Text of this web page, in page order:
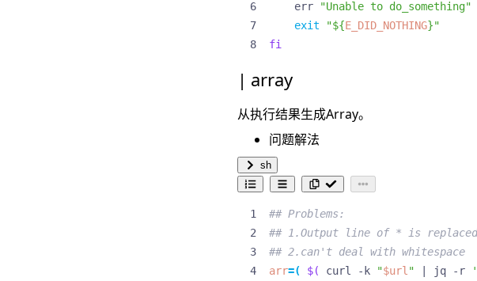
    err
"Unable to do_something"
exit
"${E_DID_NOTHING}"
fi
array
从执行结果生成Array。
问题解法
sh
## Problems:
## 1.Output line of * is
## 2.can't deal with whitespace
arr=( $( curl -k "$url" jq -r